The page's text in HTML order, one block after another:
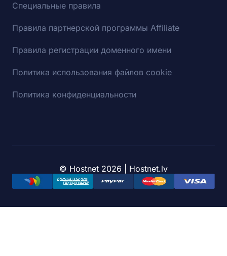
Специальные правила
Правила партнерской программы Affiliate
Правила регистрации доменного имени
Политика использования файлов cookie
Политика конфиденциальности
© Hostnet 2026 | Hostnet.lv